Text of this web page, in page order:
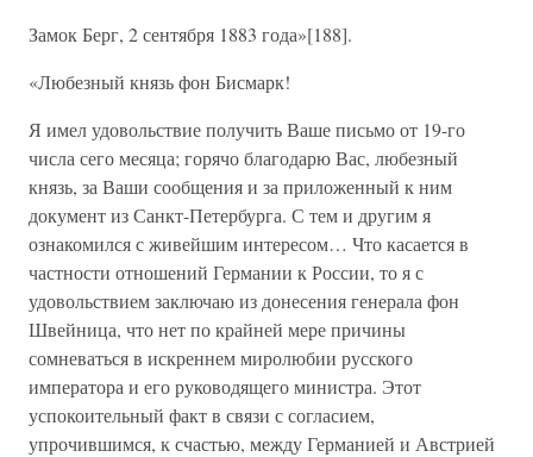
Замок Берг, 2 сентября 1883 года»[188].
«Любезный князь фон Бисмарк!
Я имел удовольствие получить Ваше письмо от 19-го
числа сего месяца; горячо благодарю Вас, любезный
князь, за Ваши сообщения и за приложенный к ним
документ из Санкт-Петербурга. С тем и другим я
ознакомился с живейшим интересом… Что касается в
частности отношений Германии к России, то я с
удовольствием заключаю из донесения генерала фон
Швейница, что нет по крайней мере причины
сомневаться в искреннем миролюбии русского
императора и его руководящего министра. Этот
успокоительный факт в связи с согласием,
упрочившимся, к счастью, между Германией и Австрией